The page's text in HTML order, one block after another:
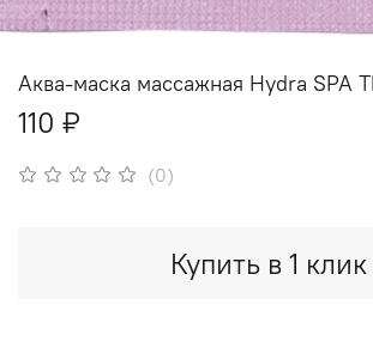
(0)
Аква-маска массажная Hydra SPA
110 ₽
Купить в 1 клик